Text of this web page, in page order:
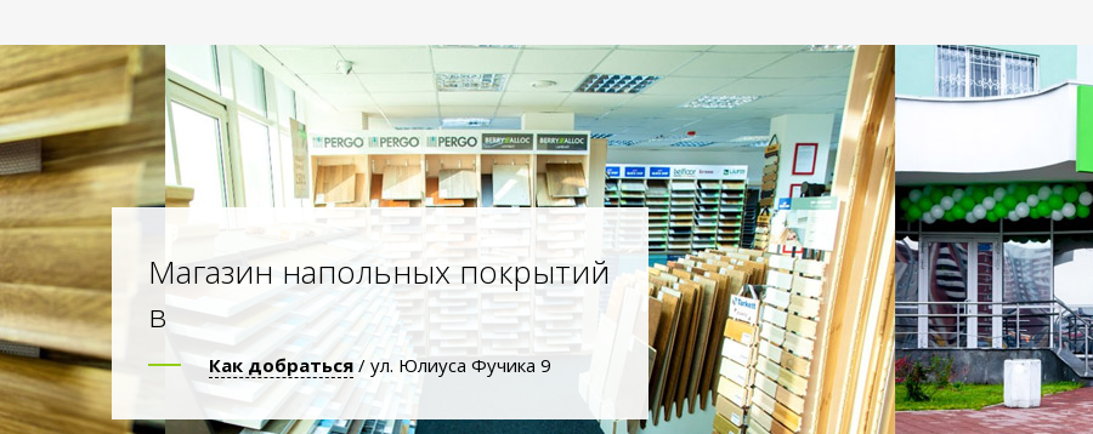
Магазин напольных покрытий
в
Как добраться / ул. Юлиуса Фучика 9